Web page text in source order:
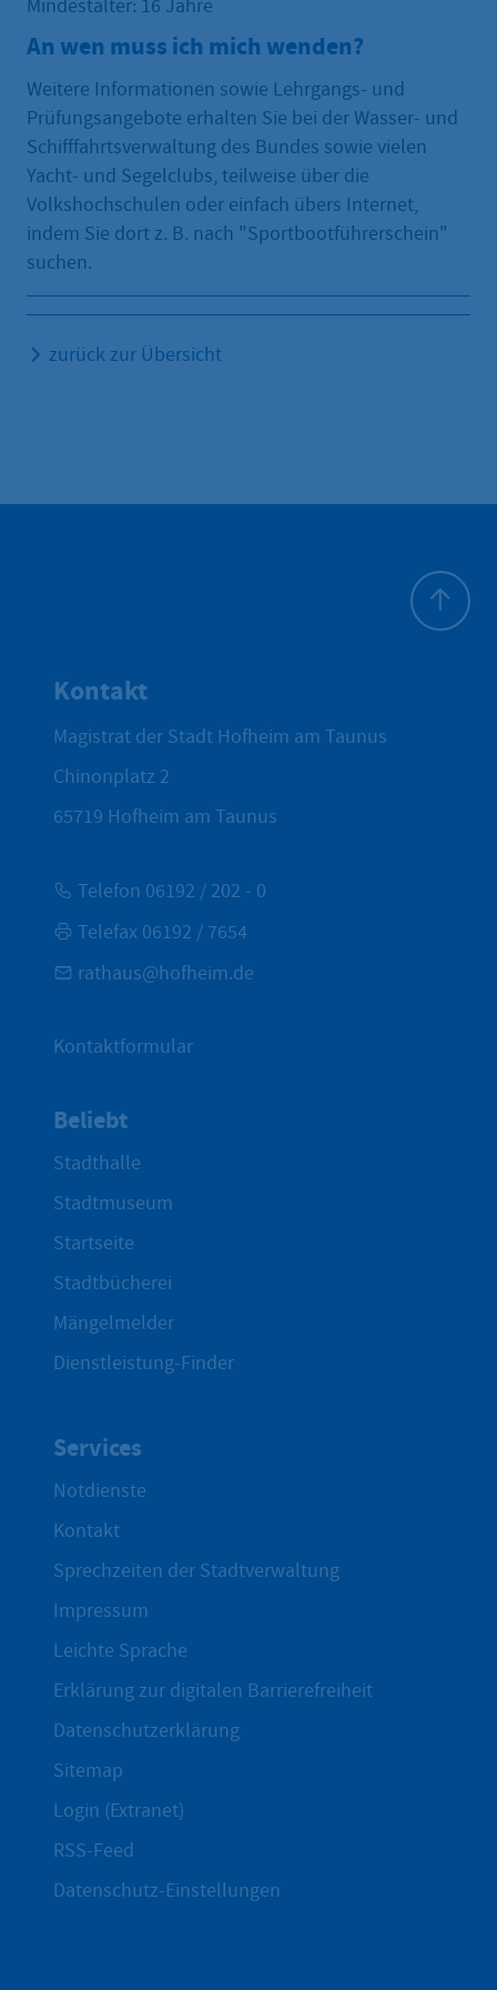
Mindestalter: 16 Jahre
An wen muss ich mich wenden?
Weitere Informationen sowie Lehrgangs- und
Prüfungsangebote erhalten Sie bei der Wasser- und
Schifffahrtsverwaltung des Bundes sowie vielen
Yacht- und Segelclubs, teilweise über die
Volkshochschulen oder einfach übers Internet,
indem Sie dort z. B. nach "Sportbootführerschein"
suchen.
zurück zur Übersicht
Kontakt
Magistrat der Stadt Hofheim am Taunus
Chinonplatz 2
65719 Hofheim am Taunus
Telefon 06192 / 202 - 0
Telefax 06192 / 7654
rathaus@hofheim.de
Kontaktformular
Beliebt
Stadthalle
Stadtmuseum
Startseite
Stadtbücherei
Mängelmelder
Dienstleistung-Finder
Services
Notdienste
Kontakt
Sprechzeiten der Stadtverwaltung
Impressum
Leichte Sprache
Erklärung zur digitalen Barrierefreiheit
Datenschutzerklärung
Sitemap
Login (Extranet)
RSS-Feed
Datenschutz-Einstellungen